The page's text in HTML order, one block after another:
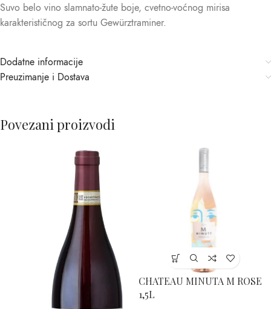
Suvo belo vino slamnato-žute boje, cvetno-voćnog mirisa
karakterističnog za sortu Gewürztraminer.
Dodatne informacije
Preuzimanje i Dostava
Povezani proizvodi
CHATEAU MINUTA M ROSE
1,5L